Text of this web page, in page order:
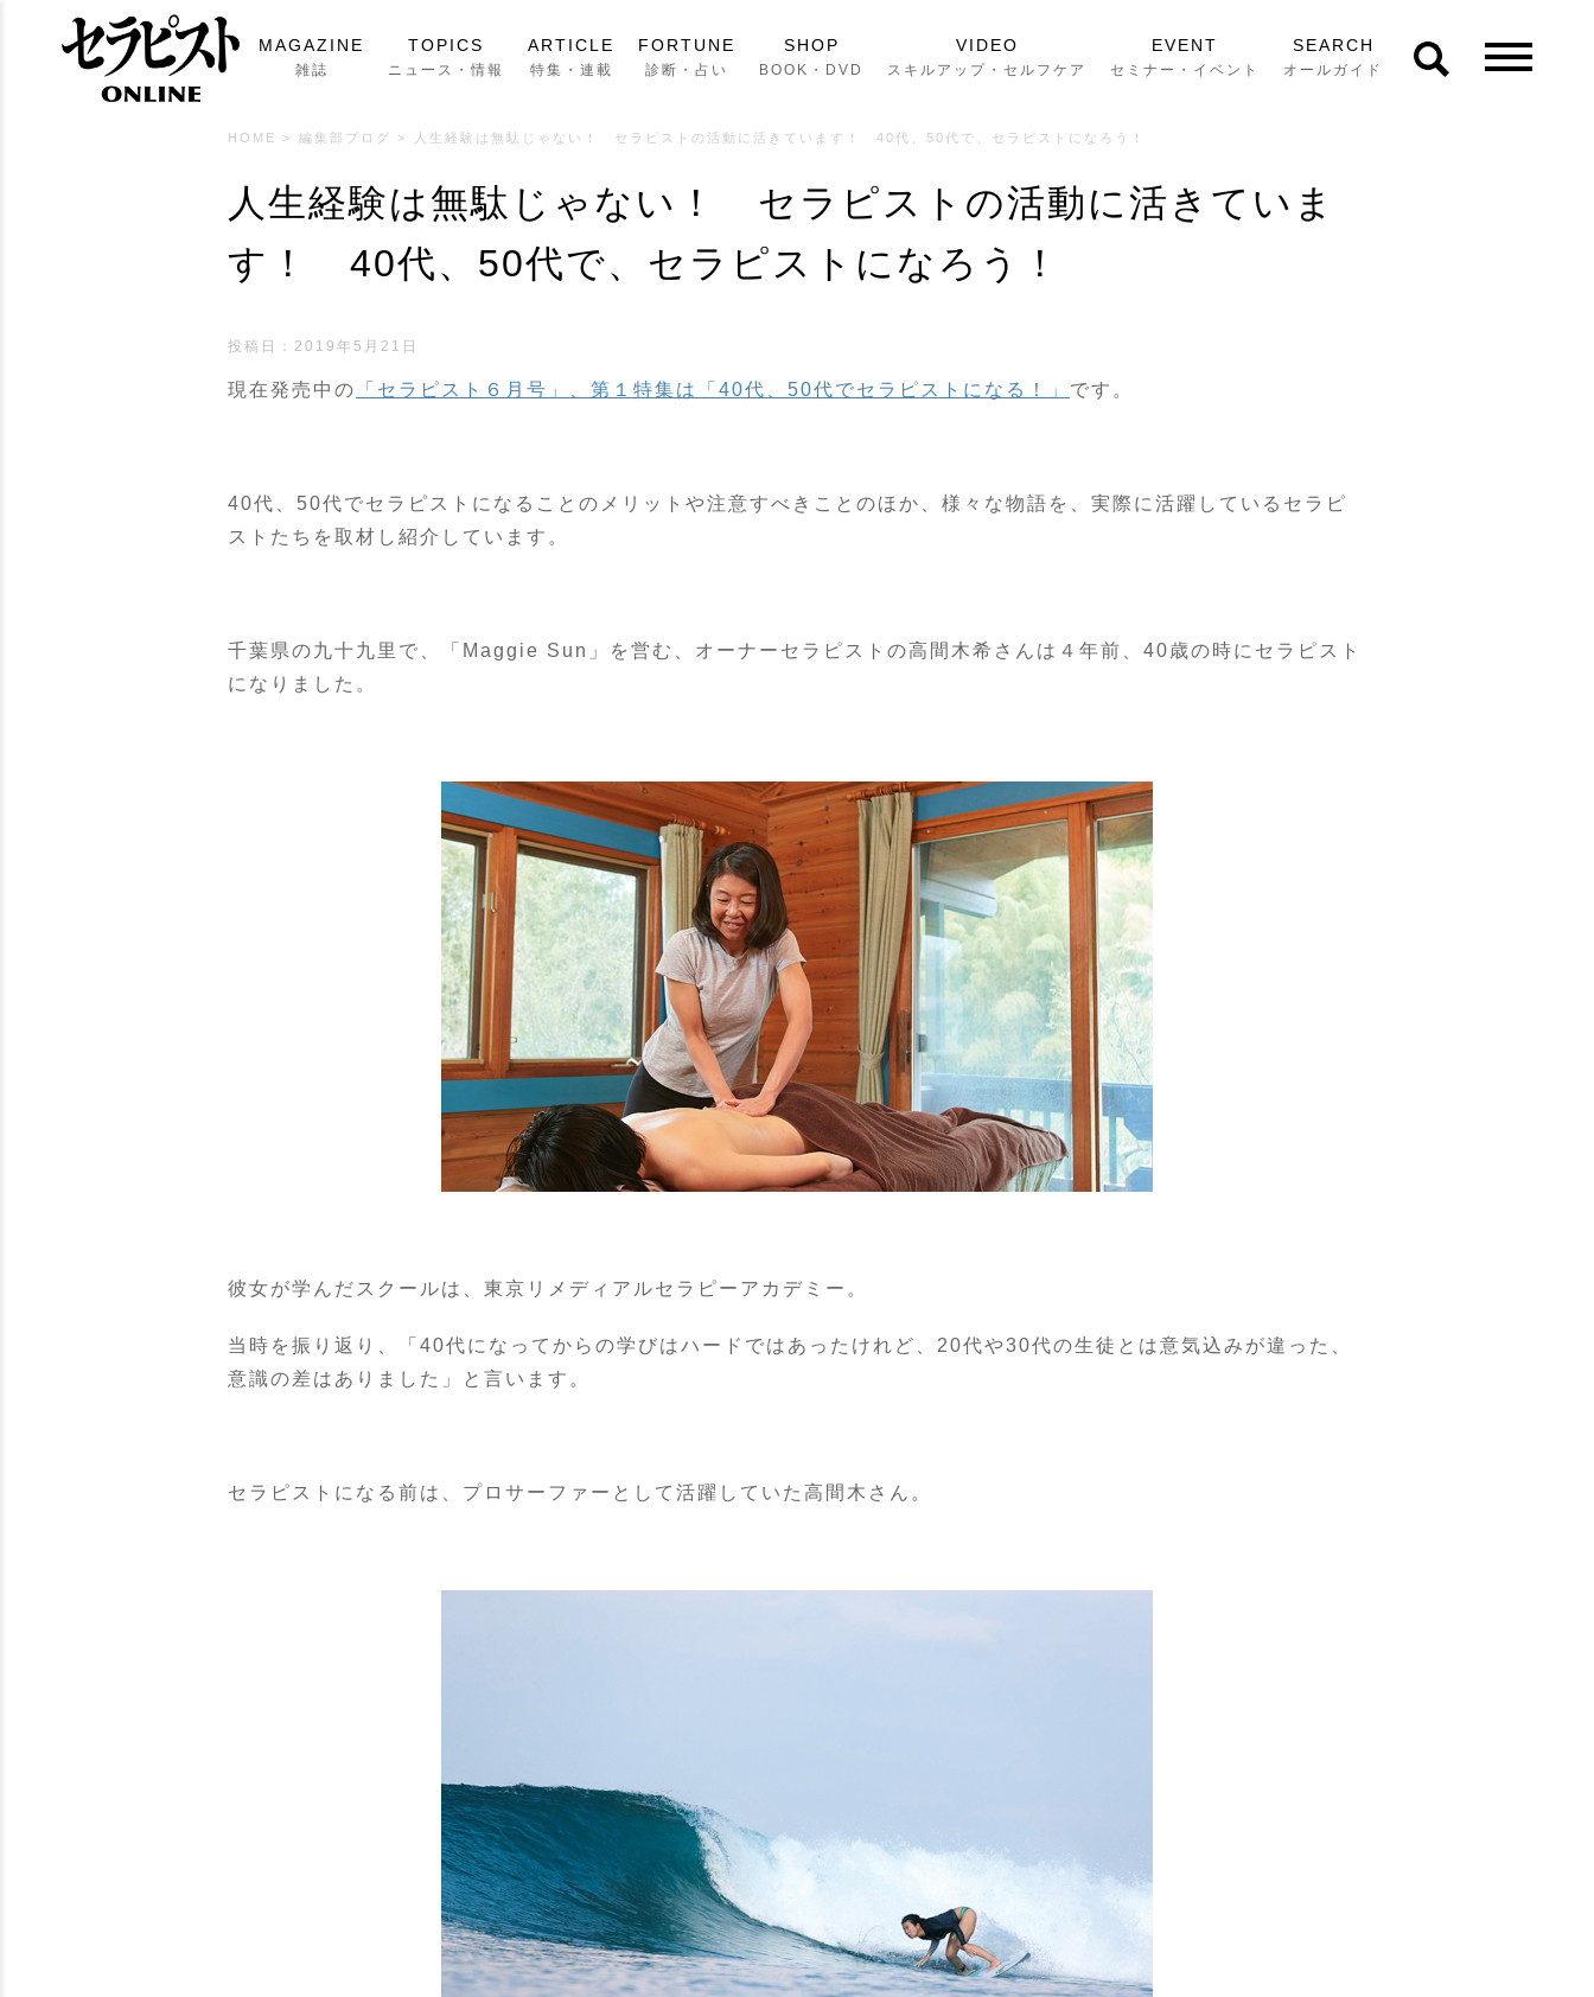
MAGAZINE
雑誌
TOPICS
ニュース・情報
ARTICLE
特集・連載
FORTUNE
診断・占い
SHOP
BOOK・DVD
VIDEO
スキルアップ・セルフケア
EVENT
セミナー・イベント
SEARCH
オールガイド
HOME > 編集部ブログ > 人生経験は無駄じゃない！ セラピストの活動に活きています！ 40代、50代で、セラピストになろう！
人生経験は無駄じゃない！ セラピストの活動に活きていま
す！ 40代、50代で、セラピストになろう！
投稿日： 2019年5月21日
現在発売中の 「セラピスト６月号」、第１特集は「40代、50代でセラピストになる！」 です。
40代、50代でセラピストになることのメリットや注意すべきことのほか、様々な物語を、実際に活躍しているセラピ
ストたちを取材し紹介しています。
千葉県の九十九里で、「Maggie Sun」を営む、オーナーセラピストの高間木希さんは４年前、40歳の時にセラピスト
になりました。
彼女が学んだスクールは、東京リメディアルセラピーアカデミー。
当時を振り返り、「40代になってからの学びはハードではあったけれど、20代や30代の生徒とは意気込みが違った、
意識の差はありました」と言います。
セラピストになる前は、プロサーファーとして活躍していた高間木さん。